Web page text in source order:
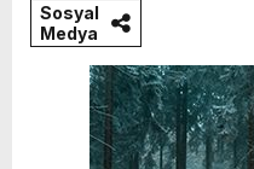
Sosyal
Medya